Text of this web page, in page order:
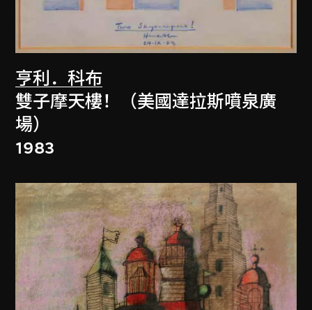
亨利．科布
雙子摩天樓！（美國達拉斯噴泉廣
場）
1983